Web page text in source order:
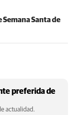
Semana Santa de
preferida de
actualidad.